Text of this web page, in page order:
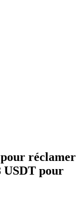
populaires
réclamer
USDT pour